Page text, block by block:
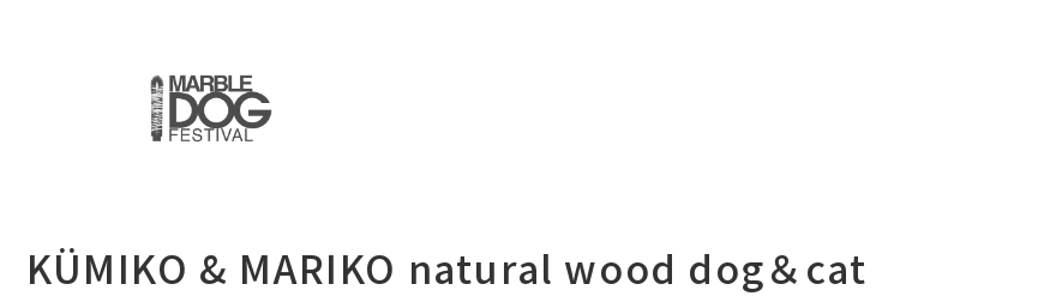
KÜMIKO & MARIKO natural wood dog＆cat